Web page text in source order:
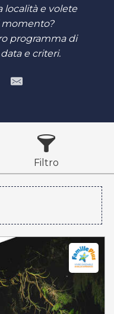
località e volete
programma di
e criteri.
Filtro